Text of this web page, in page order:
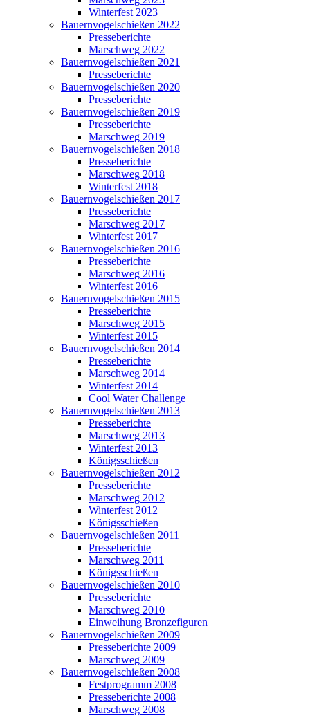
Winterfest 2023
Bauernvogelschießen 2022
Presseberichte
Marschweg 2022
Bauernvogelschießen 2021
Presseberichte
Bauernvogelschießen 2020
Presseberichte
Bauernvogelschießen 2019
Presseberichte
Marschweg 2019
Bauernvogelschießen 2018
Presseberichte
Marschweg 2018
Winterfest 2018
Bauernvogelschießen 2017
Presseberichte
Marschweg 2017
Winterfest 2017
Bauernvogelschießen 2016
Presseberichte
Marschweg 2016
Winterfest 2016
Bauernvogelschießen 2015
Presseberichte
Marschweg 2015
Winterfest 2015
Bauernvogelschießen 2014
Presseberichte
Marschweg 2014
Winterfest 2014
Cool Water Challenge
Bauernvogelschießen 2013
Presseberichte
Marschweg 2013
Winterfest 2013
Königsschießen
Bauernvogelschießen 2012
Presseberichte
Marschweg 2012
Winterfest 2012
Königsschießen
Bauernvogelschießen 2011
Presseberichte
Marschweg 2011
Königsschießen
Bauernvogelschießen 2010
Presseberichte
Marschweg 2010
Einweihung Bronzefiguren
Bauernvogelschießen 2009
Presseberichte 2009
Marschweg 2009
Bauernvogelschießen 2008
Festprogramm 2008
Presseberichte 2008
Marschweg 2008